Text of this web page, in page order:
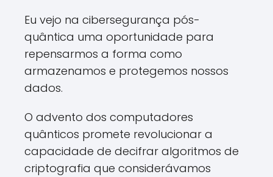
Eu vejo na cibersegurança pós-
quântica uma oportunidade para
repensarmos a forma como
armazenamos e protegemos nossos
dados.
O advento dos computadores
quânticos promete revolucionar a
capacidade de decifrar algoritmos de
criptografia que considerávamos